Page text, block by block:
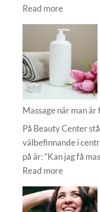
Read more:
Vad
är
för?
Massage när man
På Beauty Center
välbefinnande i
på är: “Kan jag få
Read more:
Massage
när